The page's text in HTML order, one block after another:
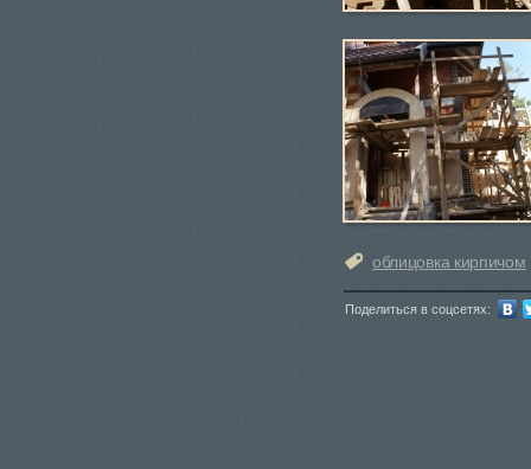
облицовка кирпичом
Поделиться в соцсетях: